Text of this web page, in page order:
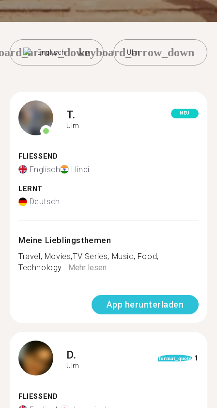
Englisch Ulm
keyboard_arrow_down
T.
Ulm
NEU
FLIESSEND
Englisch Hindi
LERNT
Deutsch
Meine Lieblingsthemen
Travel, Movies,TV Series, Music, Food,
Technology...Mehr lesen
App herunterladen
D.
Ulm
format_quote 1
FLIESSEND